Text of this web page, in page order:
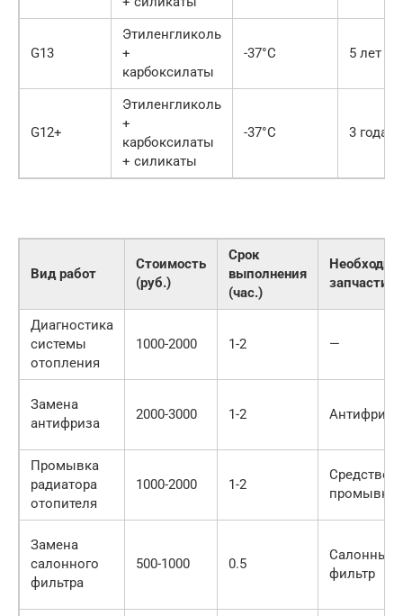
G13
Этиленгликоль
+
карбоксилаты
-37°C 5 лет
G12+
Этиленгликоль
+
карбоксилаты
+ силикаты
-37°C 3 года
Вид работ
Стоимость
(руб.)
Срок
выполнения
(час.)
запчасти
Диагностика
системы
отопления
1000-2000 1-2 —
Замена
антифриза
2000-3000 1-2 Антифриз
Промывка
радиатора
отопителя
1000-2000 1-2
Средство
промывки
Замена
салонного
фильтра
500-1000 0.5
Салонный
фильтр